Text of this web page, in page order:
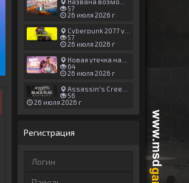
57
26 июля 2026 г
Cyberpunk 2077 установила новый рекорд: 1,5 млрд загрузок модов, в топе — контент 18+
57
26 июля 2026 г
Новая утечка намекает на выход третьего трейлера GTA 6 уже 7 августа
64
26 июля 2026 г
Assassin's Creed Black Flag Resynced может позаимствовать систему испытаний у Mirage
56
26 июля 2026 г
Регистрация